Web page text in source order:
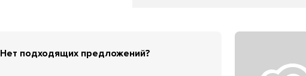
Нет подходящих предложений?